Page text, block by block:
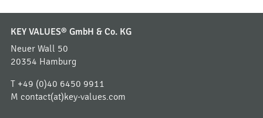
KEY VALUES® GmbH & Co. KG
Neuer Wall 50
20354 Hamburg
T +49 (0)40 6450 9911
M contact(at)key-values.com